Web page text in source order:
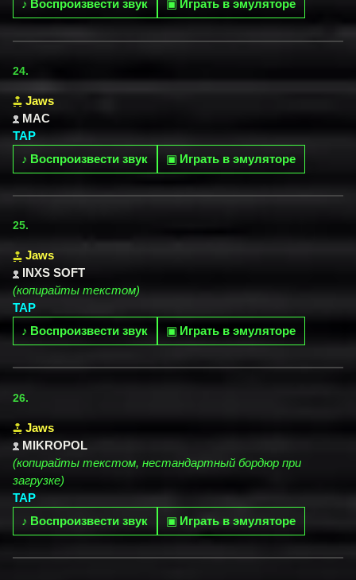
♪ Воспроизвести звук ▣ Играть в эмуляторе
24.
Jaws
MAC
TAP
♪ Воспроизвести звук ▣ Играть в эмуляторе
25.
Jaws
INXS SOFT
(копирайты текстом)
TAP
♪ Воспроизвести звук ▣ Играть в эмуляторе
26.
Jaws
MIKROPOL
(копирайты текстом, нестандартный бордюр при
загрузке)
TAP
♪ Воспроизвести звук ▣ Играть в эмуляторе